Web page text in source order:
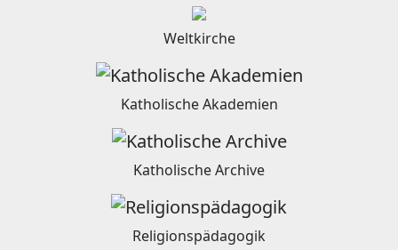
Weltkirche
Katholische Akademien
Katholische Archive
Religionspädagogik